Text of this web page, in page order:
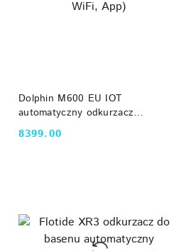
Dolphin M600 EU IOT
automatyczny odkurzacz
basenowy (dno, ściany, linia wody,
narożniki, do 15 mb, WiFi, App)
Cena:
8399.00
DO KOSZYKA